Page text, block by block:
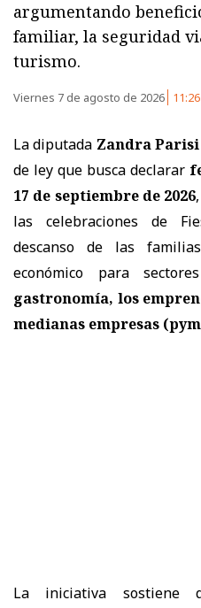
argumentando
familiar, la seguridad
turismo.
Viernes 7 de agosto de 2026 11:26
La diputada Zandra Parisi
de ley que busca declarar
17 de septiembre de 2026
las celebraciones de
descanso de las
económico para
gastronomía, los
medianas empresas
La iniciativa sostiene